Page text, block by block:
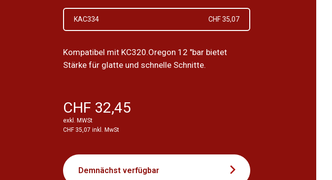
KAC334 CHF 35,07
Kompatibel mit KC320.Oregon 12 "bar bietet
Stärke für glatte und schnelle Schnitte.
CHF 32,45
exkl. MWSt
CHF 35,07 inkl. MwSt
Demnächst verfügbar